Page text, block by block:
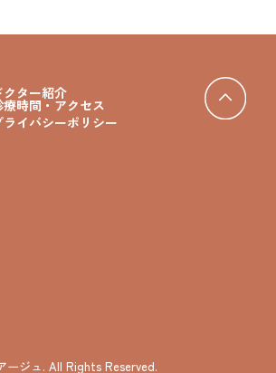
クター紹介
療時間・アクセス
ライバシーポリシー
ージュ. All Rights Reserved.